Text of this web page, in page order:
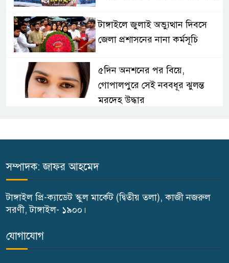
টাঙ্গাইলে জুলাই অভ্যুত্থান দিবসে
জেলা প্রশাসনের নানা কর্মসূচি
৫দিন অনশনের পর বিয়ে,
গোপালপুরে সেই নববধূর ঝুলন্ত
মরদেহ উদ্ধার
বিদ্যালয়ে জুলাই গণঅভ্যুত্থান দিবস
ফ্রি ব্লাড গ্রুপিং ক্যাম্পেইন
গোপালপুরে কৃষক দলের বিজয়
সম্পাদক: জাফর আহমেদ
টাঙ্গাইল প্রি-ক্যাডেট স্কুল মার্কেট (দ্বিতীয় তলা), কাজী নজরুল
সরণী, টাঙ্গাইল- ১৯০০।
যোগাযোগ